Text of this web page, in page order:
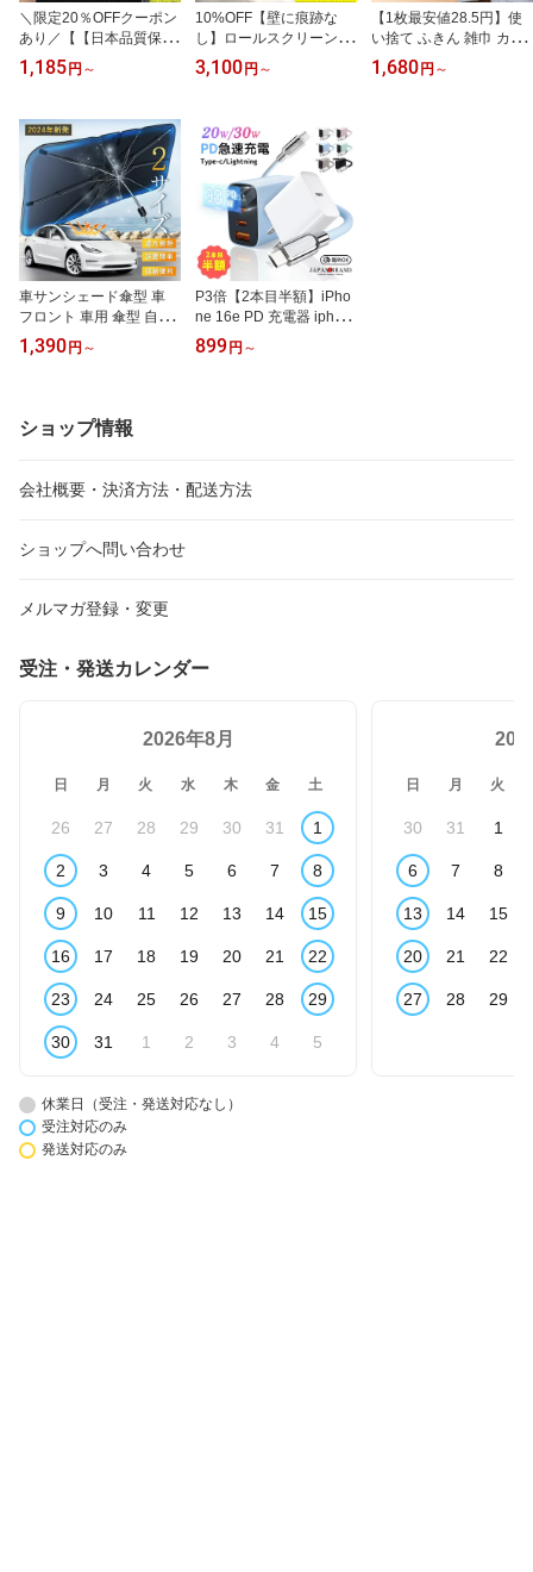
＼限定20％OFFクーポン
あり／【【日本品質保
証・高耐久】窓用フィル
ム 防犯用 窓ガラスフィ
フィルム 台風 対策 断熱
遮光 遮熱 飛散防止 はが
せる 紫外線カット 目隠
しフィルム マジックミラ
ー diy 断熱フィルム 窓用
フィルム (90x200cm)
1,185 円 ～
10%OFF【壁に痕跡な
し】ロールスクリーン 取
り付け 遮光 ロールスク
リーン オーダー つっぱ
ルスクリーン つっぱり
遮光 1級 ロールスクリー
ン 突っ張り ロールスク
リーン チェーン式 ロー
ルスクリーン 採光 小窓
遮熱 取付簡単
3,100 円 ～
【1枚最安値28.5円】使
い捨て ふきん 雑巾 カウ
ンタークロス マイクロフ
ァイバークロス 業務用
1,680 円 ～
車サンシェード傘型 車
フロント 車用 傘型 自動
車 日除け フロントガラ
ス 車用パラソル 遮光 遮
納便利 収納ポーチ付き
1,390 円 ～
P3倍【2本目半額】iPho
ne 16e PD 充電器 iphon
e 充電器 ケーブル セット
20w/30w 急速充電器 iPh
SE認証 コンパクト iPho
ne15 充電器 iPhone 17 e
899 円 ～
ショップ情報
会社概要・決済方法・配送方法
ショップへ問い合わせ
メルマガ登録・変更
受注・発送カレンダー
2026年8月
日 月 火 水 木 金 土
26 27 28 29 30 31 1
2 3 4 5 6 7 8
9 10 11 12 13 14 15
16 17 18 19 20 21 22
23 24 25 26 27 28 29
30 31 1 2 3 4 5
日 月 火
30 31 1
6 7 8
13 14 15
20 21 22
27 28 29
休業日（受注・発送対応なし）
受注対応のみ
発送対応のみ